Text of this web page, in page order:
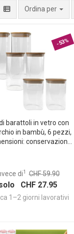
Ordina per
-53%
barattoli in vetro con
in bambù, 6 pezzi,
conservazione
salvaspazio!
di1 CHF 59.90
CHF 27.95
1–2 giorni lavorativi